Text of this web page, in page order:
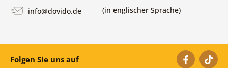
info@dovido.de (in englischer Sprache)
Folgen Sie uns auf